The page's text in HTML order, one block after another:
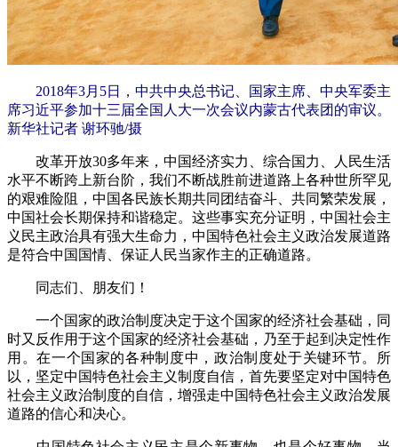
2018年3月5日，中共中央总书记、国家主席、中央军委主
席习近平参加十三届全国人大一次会议内蒙古代表团的审议。
新华社记者 谢环驰/摄
改革开放30多年来，中国经济实力、综合国力、人民生活
水平不断跨上新台阶，我们不断战胜前进道路上各种世所罕见
的艰难险阻，中国各民族长期共同团结奋斗、共同繁荣发展，
中国社会长期保持和谐稳定。这些事实充分证明，中国社会主
义民主政治具有强大生命力，中国特色社会主义政治发展道路
是符合中国国情、保证人民当家作主的正确道路。
同志们、朋友们！
一个国家的政治制度决定于这个国家的经济社会基础，同
时又反作用于这个国家的经济社会基础，乃至于起到决定性作
用。在一个国家的各种制度中，政治制度处于关键环节。所
以，坚定中国特色社会主义制度自信，首先要坚定对中国特色
社会主义政治制度的自信，增强走中国特色社会主义政治发展
道路的信心和决心。